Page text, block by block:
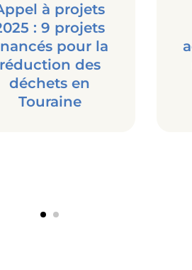
à projets
: 9 projets
pour la
réduction des
déchets en
Touraine